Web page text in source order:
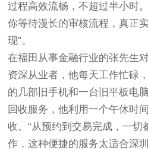
过程高效流畅，不超过半小时
你等待漫长的审核流程，真正
现”。
在福田从事金融行业的张先生
资深从业者，他每天工作忙碌
的几部旧手机和一台旧平板电
回收服务，他利用一个午休时
收。“从预约到交易完成，一切
作，这种便捷的服务太适合深